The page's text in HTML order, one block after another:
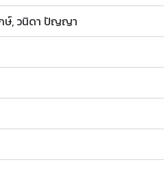
ษ์, วนิดา ปัญญา